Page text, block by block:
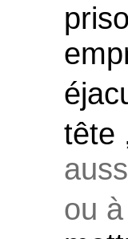
tête
ou